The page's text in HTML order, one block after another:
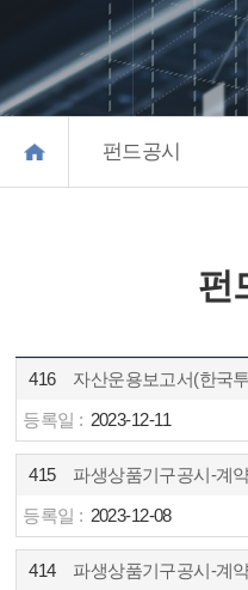
펀드공시
펀
416
2023-12-11
415 파생상품기구공시-계
2023-12-08
414 파생상품기구공시-계